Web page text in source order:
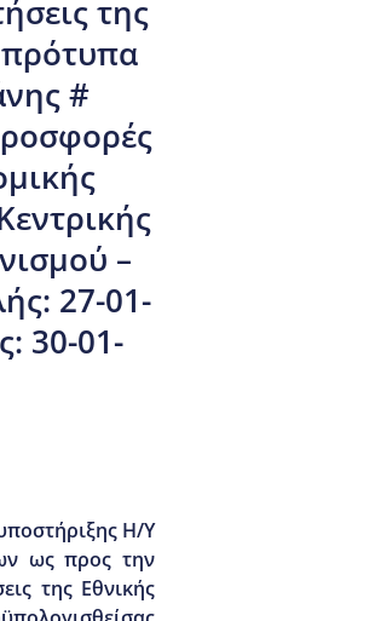
της
#
–
27-01-
30-01-
Η/Υ
ως προς την
της Εθνικής